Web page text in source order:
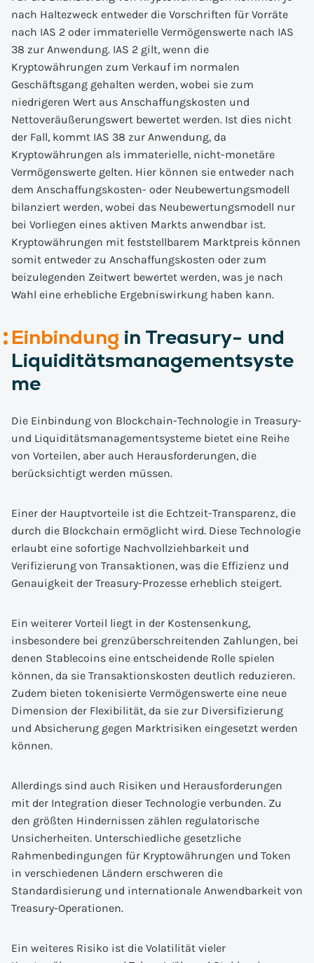
nach Haltezweck entweder die Vorschriften für Vorräte
nach IAS 2 oder immaterielle Vermögenswerte nach IAS
38 zur Anwendung. IAS 2 gilt, wenn die
Kryptowährungen zum Verkauf im normalen
Geschäftsgang gehalten werden, wobei sie zum
niedrigeren Wert aus Anschaffungskosten und
Nettoveräußerungswert bewertet werden. Ist dies nicht
der Fall, kommt IAS 38 zur Anwendung, da
Kryptowährungen als immaterielle, nicht-monetäre
Vermögenswerte gelten. Hier können sie entweder nach
dem Anschaffungskosten- oder Neubewertungsmodell
bilanziert werden, wobei das Neubewertungsmodell nur
bei Vorliegen eines aktiven Markts anwendbar ist.
Kryptowährungen mit feststellbarem Marktpreis können
somit entweder zu Anschaffungskosten oder zum
beizulegenden Zeitwert bewertet werden, was je nach
Wahl eine erhebliche Ergebniswirkung haben kann.
Einbindung in Treasury- und
Liquiditätsmanagementsyste
me
Die Einbindung von Blockchain-Technologie in Treasury-
und Liquiditätsmanagementsysteme bietet eine Reihe
von Vorteilen, aber auch Herausforderungen, die
berücksichtigt werden müssen.
Einer der Hauptvorteile ist die Echtzeit-Transparenz, die
durch die Blockchain ermöglicht wird. Diese Technologie
erlaubt eine sofortige Nachvollziehbarkeit und
Verifizierung von Transaktionen, was die Effizienz und
Genauigkeit der Treasury-Prozesse erheblich steigert.
Ein weiterer Vorteil liegt in der Kostensenkung,
insbesondere bei grenzüberschreitenden Zahlungen, bei
denen Stablecoins eine entscheidende Rolle spielen
können, da sie Transaktionskosten deutlich reduzieren.
Zudem bieten tokenisierte Vermögenswerte eine neue
Dimension der Flexibilität, da sie zur Diversifizierung
und Absicherung gegen Marktrisiken eingesetzt werden
können.
Allerdings sind auch Risiken und Herausforderungen
mit der Integration dieser Technologie verbunden. Zu
den größten Hindernissen zählen regulatorische
Unsicherheiten. Unterschiedliche gesetzliche
Rahmenbedingungen für Kryptowährungen und Token
in verschiedenen Ländern erschweren die
Standardisierung und internationale Anwendbarkeit von
Treasury-Operationen.
Ein weiteres Risiko ist die Volatilität vieler